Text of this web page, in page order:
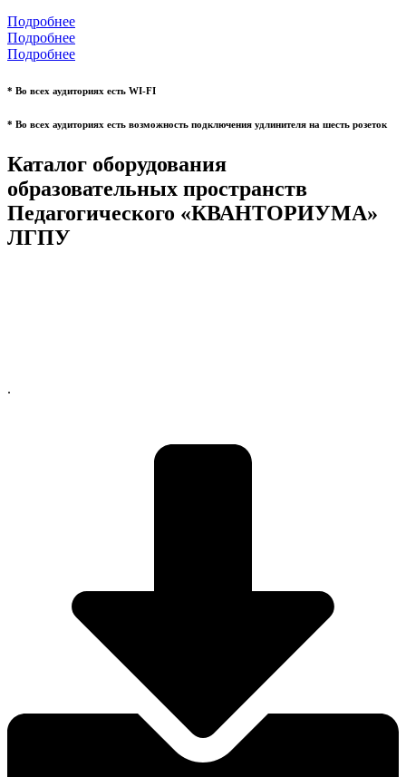
Подробнее
Подробнее
Подробнее
* Во всех аудиториях есть WI-FI
* Во всех аудиториях есть возможность подключения удлинителя на шесть розеток
Каталог оборудования
образовательных пространств
Педагогического «КВАНТОРИУМА»
ЛГПУ
.